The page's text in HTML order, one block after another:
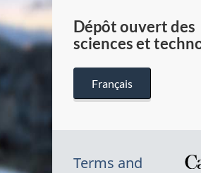
Dépôt ouvert des
sciences et
Français
Terms and